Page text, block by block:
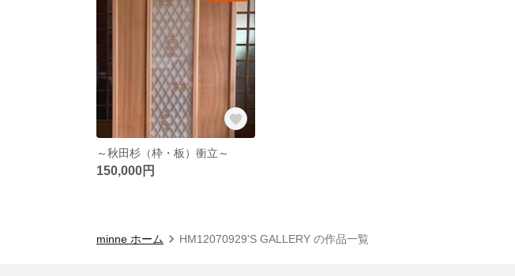
～秋田杉（枠・板）衝立～
150,000円
minne ホーム HM12070929'S GALLERY の作品一覧